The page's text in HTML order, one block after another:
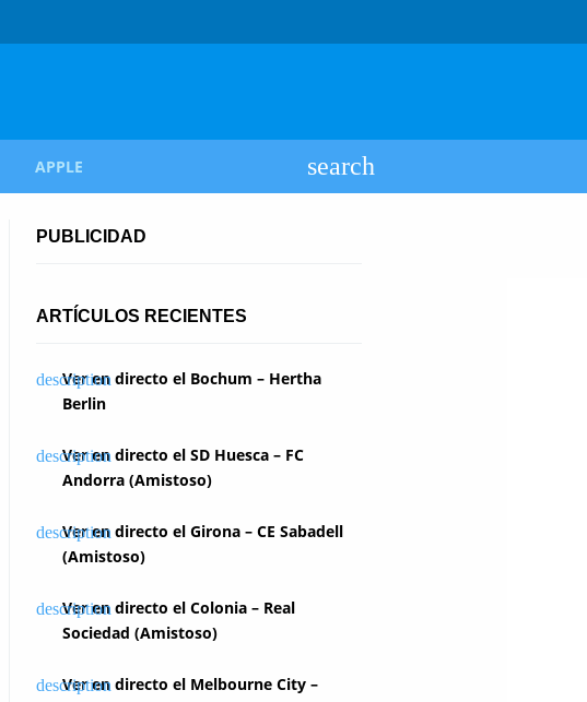
APPLE
PUBLICIDAD
ARTÍCULOS RECIENTES
Ver en directo el Bochum – Hertha
Berlin
Ver en directo el SD Huesca – FC
Andorra (Amistoso)
Ver en directo el Girona – CE Sabadell
(Amistoso)
Ver en directo el Colonia – Real
Sociedad (Amistoso)
Ver en directo el Melbourne City –